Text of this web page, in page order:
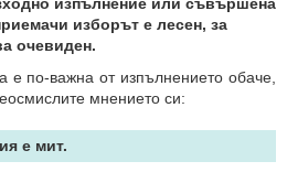
изборът е лесен, за
очевиден.
е по-важна от изпълнението обаче,
мнението си:
е мит.